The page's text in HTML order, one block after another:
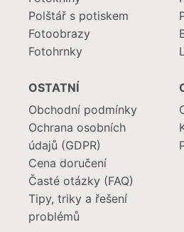
Polštář s potiskem
Fotoobrazy
Fotohrnky
OSTATNÍ
Obchodní podmínky
Ochrana osobních
údajů (GDPR)
Cena doručení
Časté otázky (FAQ)
Tipy, triky a řešení
problémů